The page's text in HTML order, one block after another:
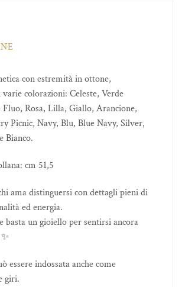
con estremità in ottone,
colorazioni: Celeste, Verde
Fluo, Rosa, Lilla, Giallo, Arancione,
Picnic, Navy, Blu, Blue Navy, Silver,
Bianco.
cm 51,5
ama distinguersi con dettagli pieni di
ed energia.
basta un gioiello per sentirsi ancora
essere indossata anche come
giri.